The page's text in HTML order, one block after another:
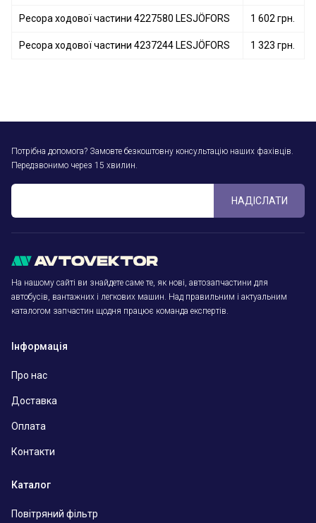
Ресора ходової частини 4227580 LESJÖFORS 1 602 грн.
Ресора ходової частини 4237244 LESJÖFORS 1 323 грн.
Потрібна допомога? Замовте безкоштовну консультацію наших фахівців.
Передзвонимо через 15 хвилин.
НАДІСЛАТИ
На нашому сайті ви знайдете саме те, як нові, автозапчастини для
автобусів, вантажних і легкових машин. Над правильним і актуальним
каталогом запчастин щодня працює команда експертів.
Інформація
Про нас
Доставка
Оплата
Контакти
Каталог
Повітряний фільтр